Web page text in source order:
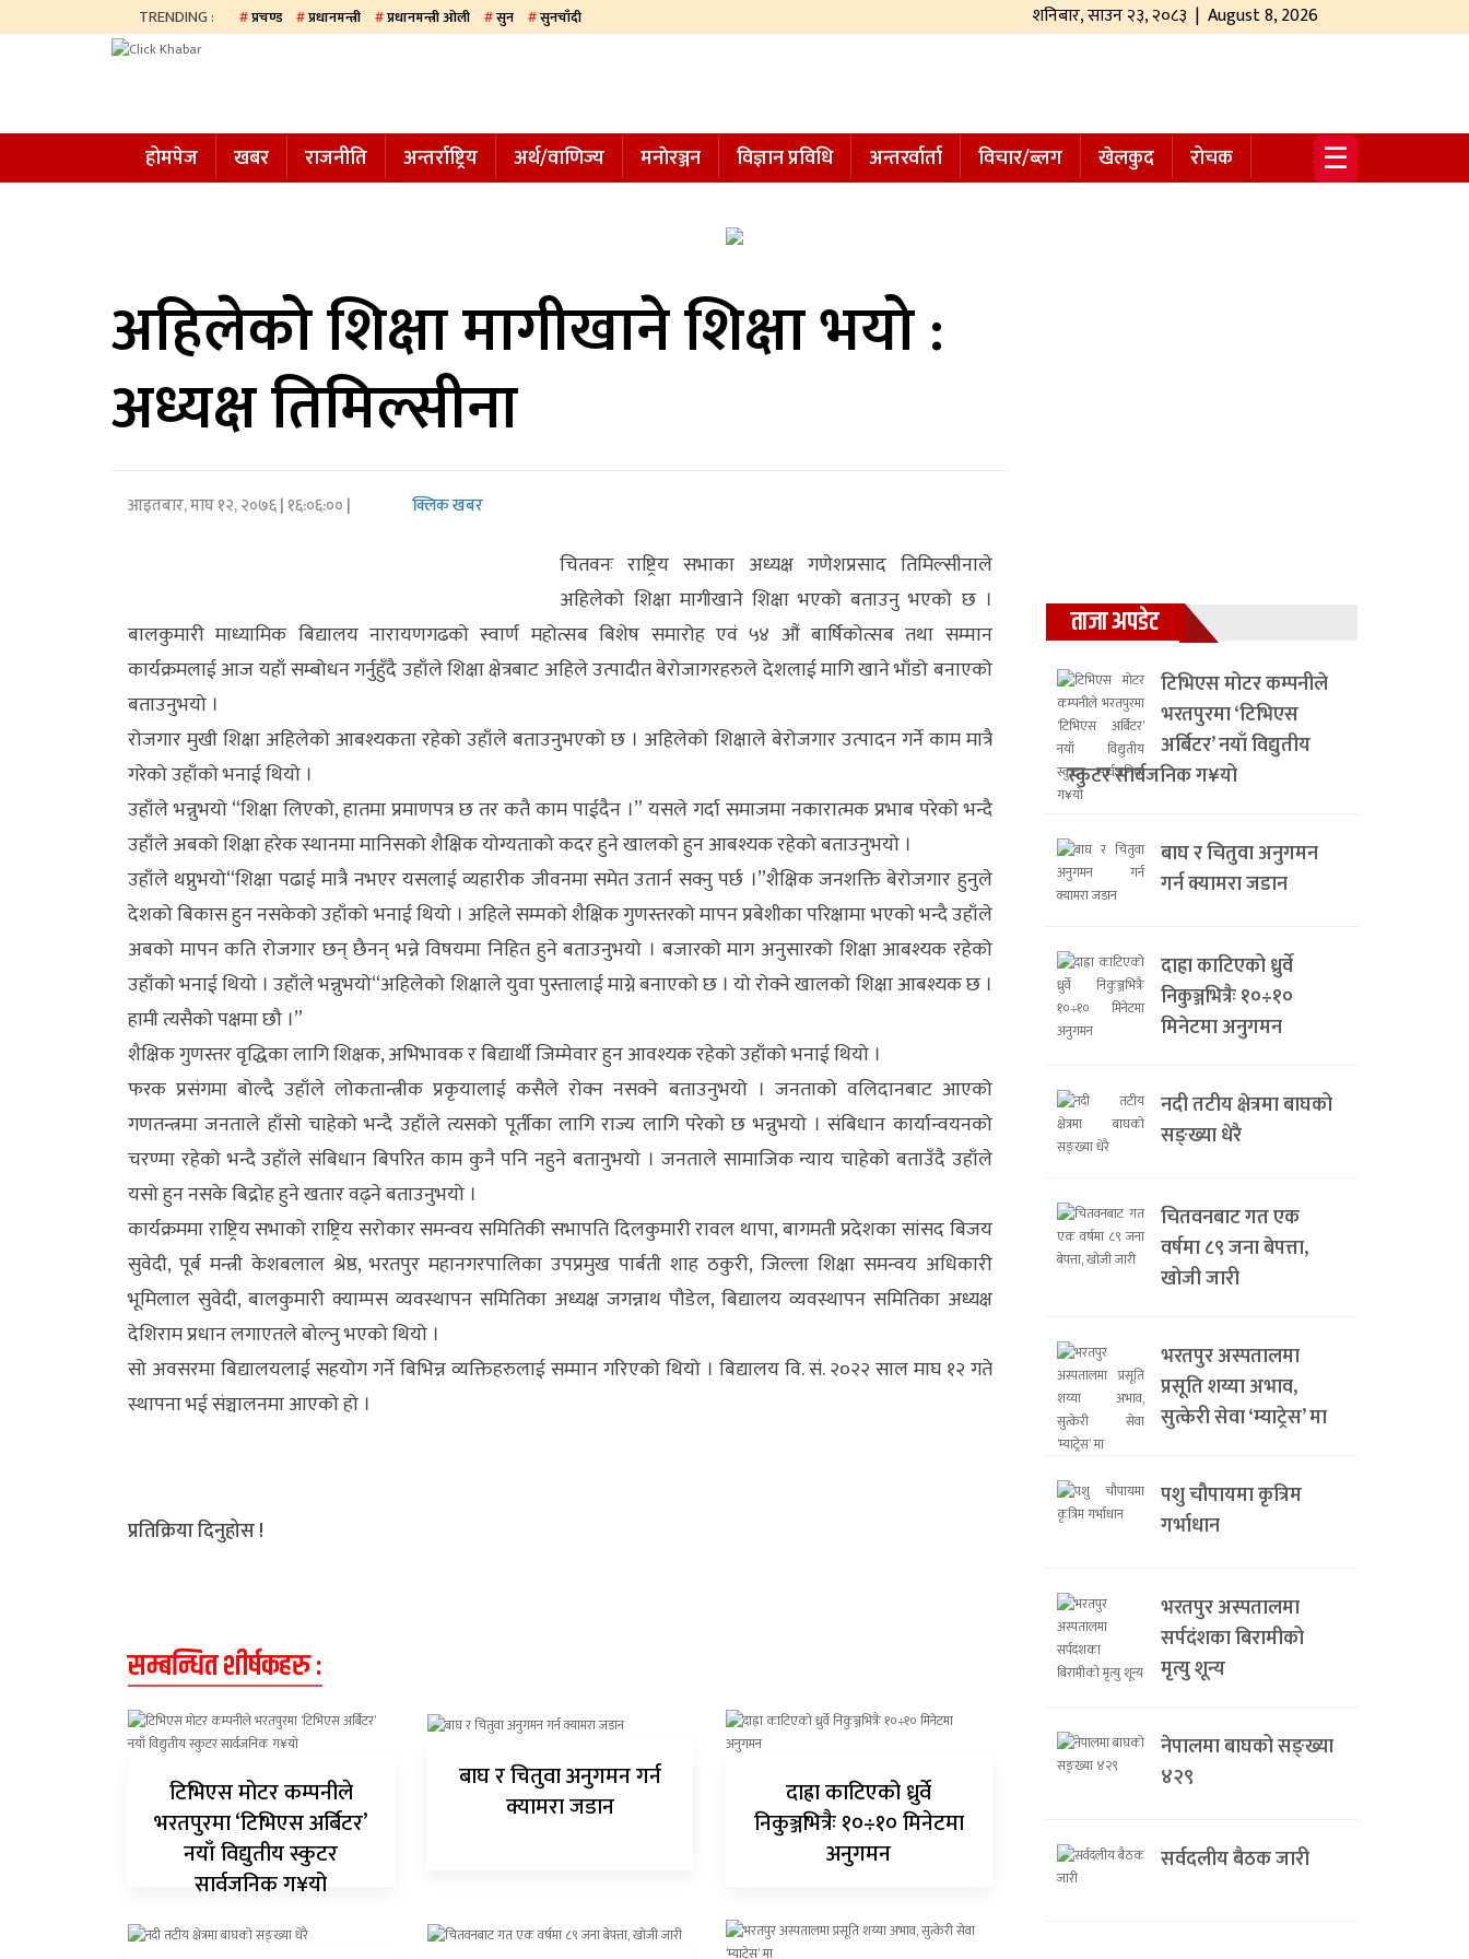
TRENDING : प्रचण्ड प्रधानमन्त्री प्रधानमन्त्री ओली सुन सुनचाँदी शनिबार,साउन२३,२०८३ | August 8, 2026
खबर
समाज
सम्पादकीय
☰
होमपेज खबर राजनीति अन्तर्राष्ट्रिय अर्थ/वाणिज्य मनाेरञ्जन विज्ञान प्रविधि अन्तरर्वार्ता विचार/ब्लग खेलकुद
रोचक
अहिलेको शिक्षा मागीखाने शिक्षा भयो :
अध्यक्ष तिमिल्सीना
आइतबार, माघ १२, २०७६| १६:०६:०० | क्लिक खबर
चितवनः राष्ट्रिय सभाका अध्यक्ष गणेशप्रसाद तिमिल्सीनाले
अहिलेको शिक्षा मागीखाने शिक्षा भएको बताउनु भएको छ ।
बालकुमारी माध्यामिक बिद्यालय नारायणगढको स्वार्ण महोत्सब बिशेष समारोह एवं ५४ औं बार्षिकोत्सब तथा सम्मान
कार्यक्रमलाई आज यहाँ सम्बोधन गर्नुहुँदै उहाँले शिक्षा क्षेत्रबाट अहिले उत्पादीत बेरोजागरहरुले देशलाई मागि खाने भाँडो बनाएको
बताउनुभयो ।
रोजगार मुखी शिक्षा अहिलेको आबश्यकता रहेको उहाँले बताउनुभएको छ । अहिलेको शिक्षाले बेरोजगार उत्पादन गर्ने काम मात्रै
गरेको उहाँको भनाई थियो ।
उहाँले भन्नुभयो “शिक्षा लिएको, हातमा प्रमाणपत्र छ तर कतै काम पाईदैन ।” यसले गर्दा समाजमा नकारात्मक प्रभाब परेको भन्दै
उहाँले अबको शिक्षा हरेक स्थानमा मानिसको शैक्षिक योग्यताको कदर हुने खालको हुन आबश्यक रहेको बताउनुभयो ।
उहाँले थप्नुभयो“शिक्षा पढाई मात्रै नभएर यसलाई व्यहारीक जीवनमा समेत उतार्न सक्नु पर्छ ।”शैक्षिक जनशक्ति बेरोजगार हुनुले
देशको बिकास हुन नसकेको उहाँको भनाई थियो । अहिले सम्मको शैक्षिक गुणस्तरको मापन प्रबेशीका परिक्षामा भएको भन्दै उहाँले
अबको मापन कति रोजगार छन् छैनन् भन्ने विषयमा निहित हुने बताउनुभयो । बजारको माग अनुसारको शिक्षा आबश्यक रहेको
उहाँको भनाई थियो । उहाँले भन्नुभयो“अहिलेको शिक्षाले युवा पुस्तालाई माग्ने बनाएको छ । यो रोक्ने खालको शिक्षा आबश्यक छ ।
हामी त्यसैको पक्षमा छौ ।”
शैक्षिक गुणस्तर वृद्धिका लागि शिक्षक, अभिभावक र बिद्यार्थी जिम्मेवार हुन आवश्यक रहेको उहाँको भनाई थियो ।
फरक प्रसंगमा बोल्दै उहाँले लोकतान्त्रीक प्रकृयालाई कसैले रोक्न नसक्ने बताउनुभयो । जनताको वलिदानबाट आएको
गणतन्त्रमा जनताले हाँसो चाहेको भन्दै उहाँले त्यसको पूर्तीका लागि राज्य लागि परेको छ भन्नुभयो । संबिधान कार्यान्वयनको
चरण्मा रहेको भन्दै उहाँले संबिधान बिपरित काम कुनै पनि नहुने बतानुभयो । जनताले सामाजिक न्याय चाहेको बताउँदै उहाँले
यसो हुन नसके बिद्रोह हुने खतार वढ्ने बताउनुभयो ।
कार्यक्रममा राष्ट्रिय सभाको राष्ट्रिय सरोकार समन्वय समितिकी सभापति दिलकुमारी रावल थापा, बागमती प्रदेशका सांसद बिजय
सुवेदी, पूर्ब मन्त्री केशबलाल श्रेष्ठ, भरतपुर महानगरपालिका उपप्रमुख पार्बती शाह ठकुरी, जिल्ला शिक्षा समन्वय अधिकारी
भूमिलाल सुवेदी, बालकुमारी क्याम्पस व्यवस्थापन समितिका अध्यक्ष जगन्नाथ पौडेल, बिद्यालय व्यवस्थापन समितिका अध्यक्ष
देशिराम प्रधान लगाएतले बोल्नु भएको थियो ।
सो अवसरमा बिद्यालयलाई सहयोग गर्ने बिभिन्न व्यक्तिहरुलाई सम्मान गरिएको थियो । बिद्यालय वि. सं. २०२२ साल माघ १२ गते
स्थापना भई संञ्चालनमा आएको हो ।
प्रतिक्रिया दिनुहोस !
सम्बन्धित शीर्षकहरु :
टिभिएस मोटर कम्पनीले
भरतपुरमा ‘टिभिएस अर्बिटर’
नयाँ विद्युतीय स्कुटर
सार्वजनिक ग¥यो
बाघ र चितुवा अनुगमन गर्न
क्यामरा जडान
दाह्रा काटिएको ध्रुर्वे
निकुञ्जभित्रैः १०÷१० मिनेटमा
अनुगमन
ताजा अपडेट
टिभिएस मोटर कम्पनीले
भरतपुरमा ‘टिभिएस
अर्बिटर’ नयाँ विद्युतीय
स्कुटर सार्वजनिक ग¥यो
बाघ र चितुवा अनुगमन
गर्न क्यामरा जडान
दाह्रा काटिएको ध्रुर्वे
निकुञ्जभित्रैः १०÷१०
मिनेटमा अनुगमन
नदी तटीय क्षेत्रमा बाघको
सङ्ख्या धेरै
चितवनबाट गत एक
वर्षमा ८९ जना बेपत्ता,
खोजी जारी
भरतपुर अस्पतालमा
प्रसूति शय्या अभाव,
सुत्केरी सेवा ‘म्याट्रेस’ मा
पशु चौपायमा कृत्रिम
गर्भाधान
भरतपुर अस्पतालमा
सर्पदंशका बिरामीको
मृत्यु शून्य
नेपालमा बाघको सङ्ख्या
४२९
सर्वदलीय बैठक जारी